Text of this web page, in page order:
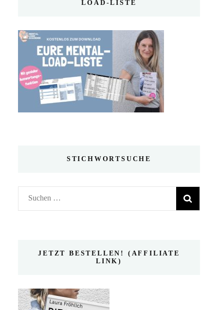
LOAD-LISTE
STICHWORTSUCHE
Suchen
nach:
JETZT BESTELLEN! (AFFILIATE
LINK)